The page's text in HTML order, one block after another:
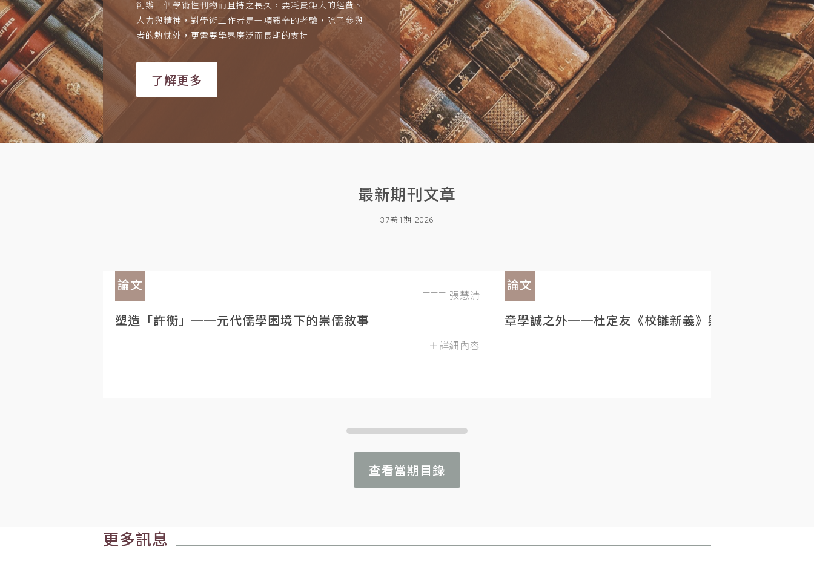
創辦一個學術性刊物而且持之長久，要耗費鉅大的經費、
人力與精神，對學術工作者是一項艱辛的考驗，除了參與
者的熱忱外，更需要學界廣泛而長期的支持
了解更多
最新期刊文章
37卷1期 2026
論文
張慧清
塑造「許衡」──元代儒學困境下的崇儒敘事
＋詳細內容
論文
章學誠之外──杜定友《校讎新義》與民初目錄學的重
查看當期目錄
更多訊息